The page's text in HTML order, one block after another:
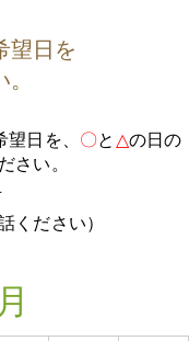
望日を
日を、 〇と △の日の
さい。
ください）